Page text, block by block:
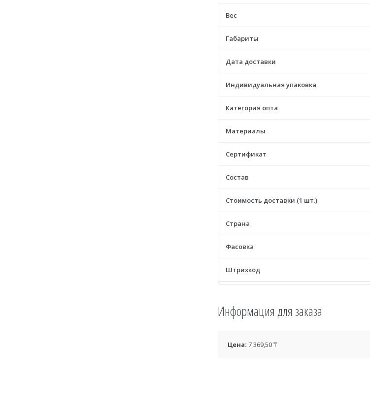
Вес
Габариты
Дата доставки
Индивидуальная упаковка
Категория опта
Материалы
Сертификат
Состав
Стоимость доставки (1 шт.)
Страна
Фасовка
Штрихкод
Информация для заказа
Цена: 7 369,50 ₸